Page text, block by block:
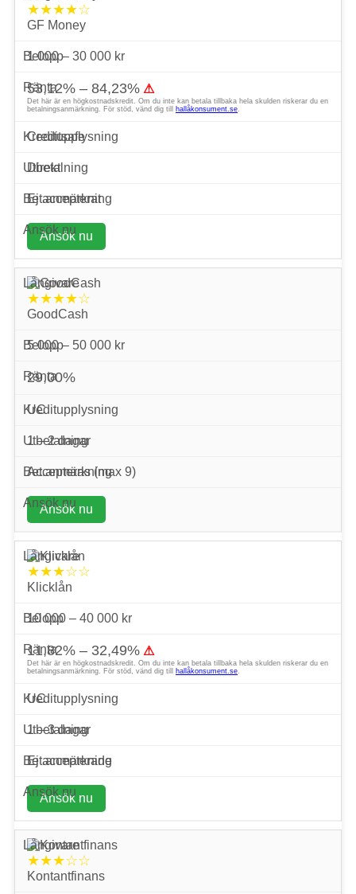
★★★★☆
GF Money
1 000 – 30 000 kr
53,12% – 84,23% ⚠
Det här är en högkostnadskredit. Om du inte kan betala tillbaka hela skulden riskerar du en
betalningsanmärkning. För stöd, vänd dig till hallåkonsument.se
Creditsafe
Direkt
Ej accepterat
Ansök nu
★★★★☆
GoodCash
5 000 – 50 000 kr
29,00%
UC
1 – 2 dagar
Accepteras (max 9)
Ansök nu
★★★☆☆
Klicklån
10 000 – 40 000 kr
11,82% – 32,49% ⚠
Det här är en högkostnadskredit. Om du inte kan betala tillbaka hela skulden riskerar du en
betalningsanmärkning. För stöd, vänd dig till hallåkonsument.se
UC
1 – 3 dagar
Ej accepterade
Ansök nu
★★★☆☆
Kontantfinans